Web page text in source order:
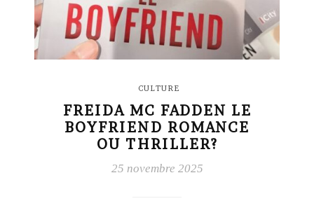
CULTURE
FREIDA MC FADDEN LE
BOYFRIEND ROMANCE
OU THRILLER?
25 novembre 2025